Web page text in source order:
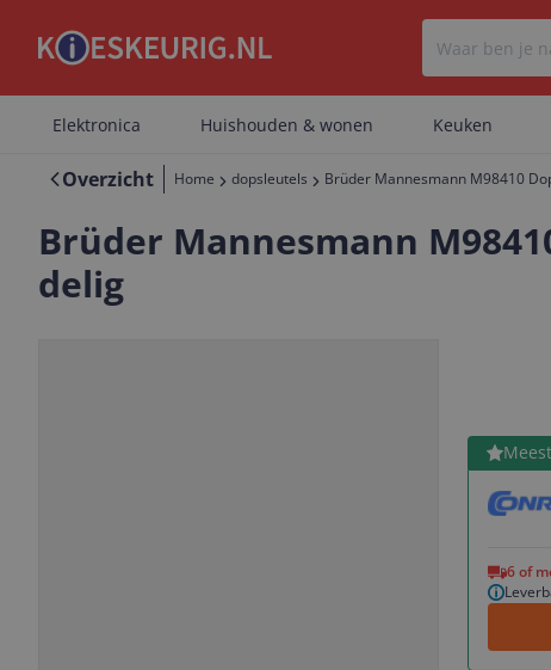
Elektronica Huishouden & wonen Keuken
Overzicht Home dopsleutels Brüder Mannesmann M98410
Brüder Mannesmann
delig
6 of
Bekijk